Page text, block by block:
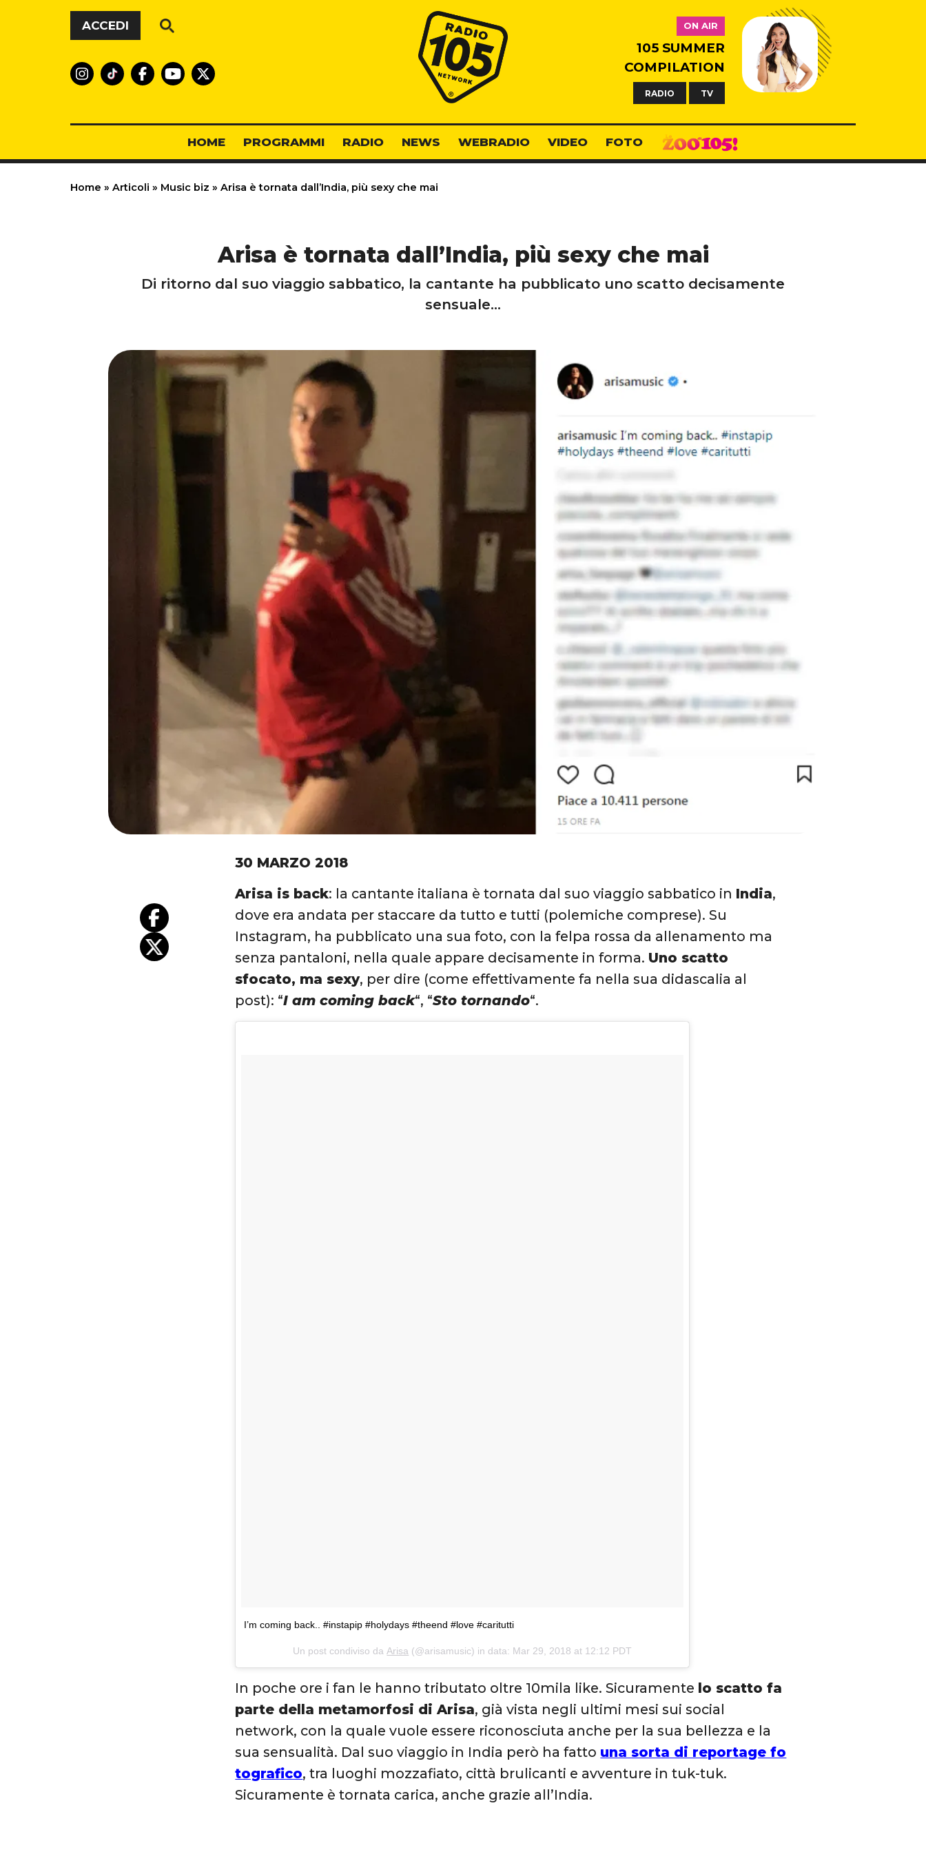
Vai al contenuto
ACCEDI
Radio 105
ON AIR
105 SUMMER
COMPILATION
RADIO TV
HOME PROGRAMMI RADIO NEWS WEBRADIO VIDEO FOTO
Home » Articoli » Music biz » Arisa è tornata dall’India, più sexy che mai
Arisa è tornata dall’India, più sexy che mai
Di ritorno dal suo viaggio sabbatico, la cantante ha pubblicato uno scatto decisamente
sensuale...
30 MARZO 2018
Arisa is back: la cantante italiana è tornata dal suo viaggio sabbatico in India,
dove era andata per staccare da tutto e tutti (polemiche comprese). Su
Instagram, ha pubblicato una sua foto, con la felpa rossa da allenamento ma
senza pantaloni, nella quale appare decisamente in forma. Uno scatto
sfocato, ma sexy, per dire (come effettivamente fa nella sua didascalia al
post): “I am coming back“, “Sto tornando“.
I’m coming back.. #instapip #holydays #theend #love #caritutti
Un post condiviso daArisa (@arisamusic) in data: Mar 29, 2018 at 12:12 PDT
In poche ore i fan le hanno tributato oltre 10mila like. Sicuramente lo scatto fa
parte della metamorfosi di Arisa, già vista negli ultimi mesi sui social
network, con la quale vuole essere riconosciuta anche per la sua bellezza e la
sua sensualità. Dal suo viaggio in India però ha fatto una sorta di reportage fo
tografico, tra luoghi mozzafiato, città brulicanti e avventure in tuk-tuk.
Sicuramente è tornata carica, anche grazie all’India.